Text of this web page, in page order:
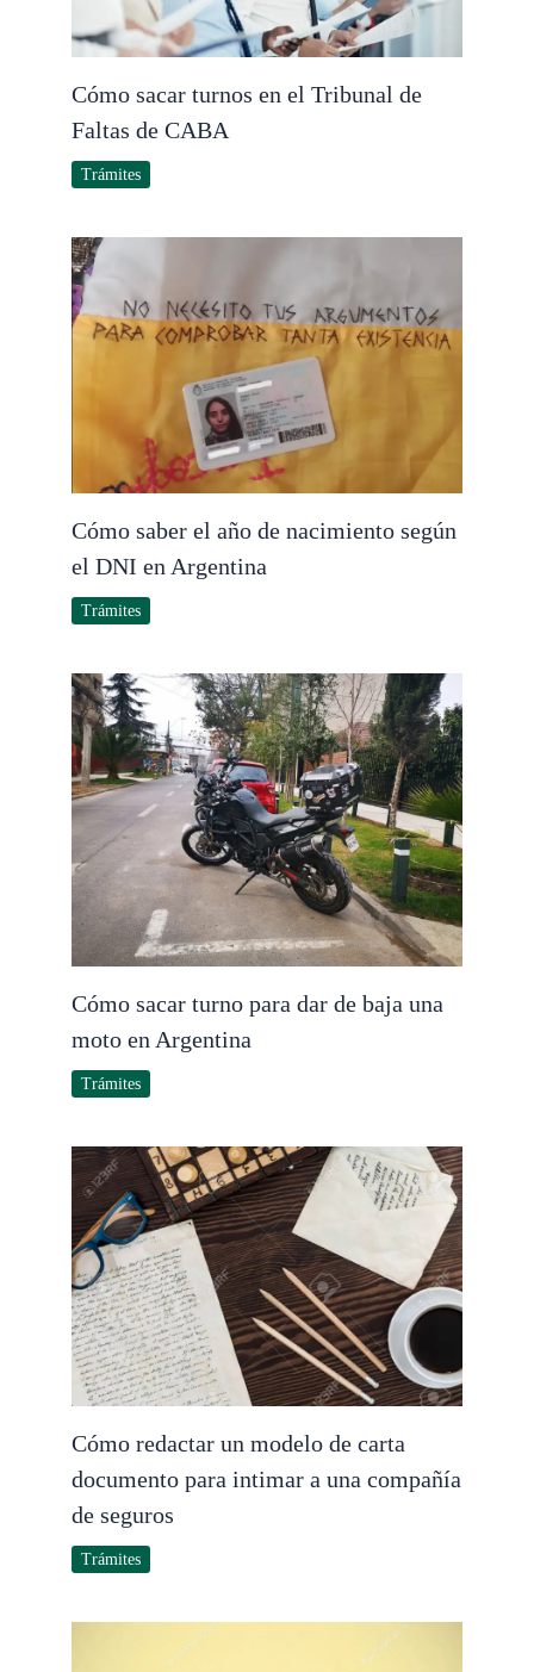
Cómo sacar turnos en el Tribunal de
Faltas de CABA
Trámites
Cómo saber el año de nacimiento según
el DNI en Argentina
Trámites
Cómo sacar turno para dar de baja una
moto en Argentina
Trámites
Cómo redactar un modelo de carta
documento para intimar a una compañía
de seguros
Trámites